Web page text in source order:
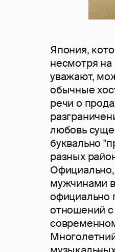
Япония,
несмотря на
уважают,
обычные
речи о
любовь
буквально
разных
мужчинами
официально
отношений